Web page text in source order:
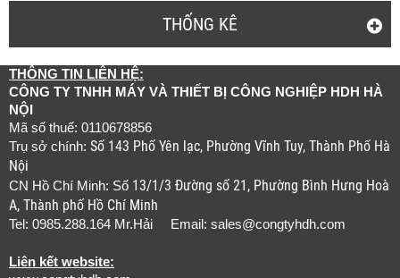
THỐNG KÊ
THÔNG TIN LIÊN HỆ:
CÔNG TY TNHH MÁY VÀ THIẾT BỊ CÔNG NGHIỆP HDH HÀ
NỘI
Mã số thuế: 0110678856
Trụ sở chính: Số 143 Phố Yên lạc, Phường Vĩnh Tuy, Thành Phố Hà
Nội
CN Hồ Chí Minh: Số 13/1/3 Đường số 21, Phường Bình Hưng Hoà
A, Thành phố Hồ Chí Minh
Tel: 0985.288.164 Mr.Hải Email: sales@congtyhdh.com
Liên kết website: